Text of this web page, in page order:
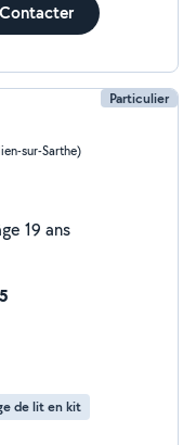
Contacter
Particulier
sur-Sarthe)
19 ans
de lit en kit